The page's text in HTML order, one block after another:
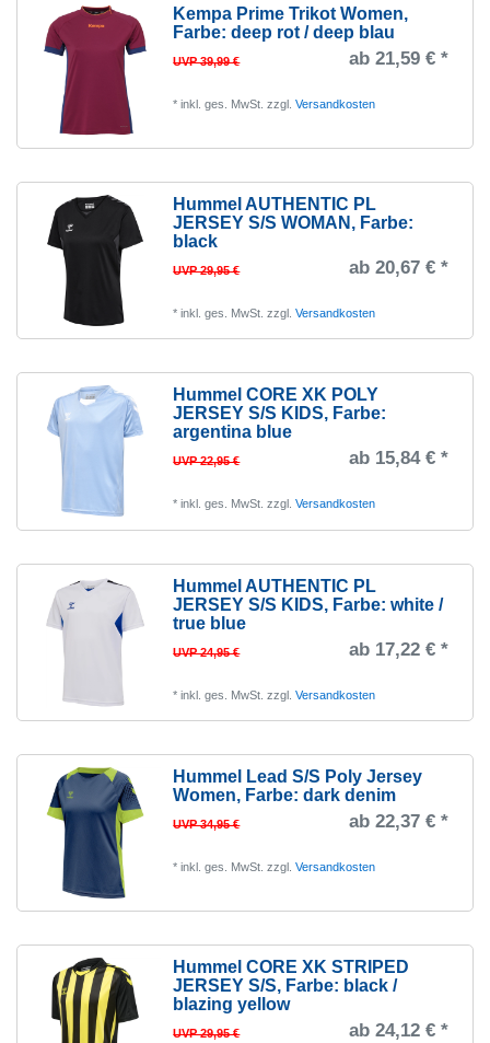
87
XXL
Kempa Prime Trikot Women,
Farbe: deep rot / deep blau
UVP 39,99 € ab 21,59 € *
*inkl. ges. MwSt. zzgl.Versandkosten
Hummel AUTHENTIC PL
JERSEY S/S WOMAN , Farbe:
black
UVP 29,95 € ab 20,67 € *
*inkl. ges. MwSt. zzgl.Versandkosten
Hummel CORE XK POLY
JERSEY S/S KIDS, Farbe:
argentina blue
UVP 22,95 € ab 15,84 € *
*inkl. ges. MwSt. zzgl.Versandkosten
Hummel AUTHENTIC PL
JERSEY S/S KIDS, Farbe: white /
true blue
UVP 24,95 € ab 17,22 € *
*inkl. ges. MwSt. zzgl.Versandkosten
Hummel Lead S/S Poly Jersey
Women, Farbe: dark denim
UVP 34,95 € ab 22,37 € *
*inkl. ges. MwSt. zzgl.Versandkosten
Hummel CORE XK STRIPED
JERSEY S/S, Farbe: black /
blazing yellow
UVP 29,95 € ab 24,12 € *